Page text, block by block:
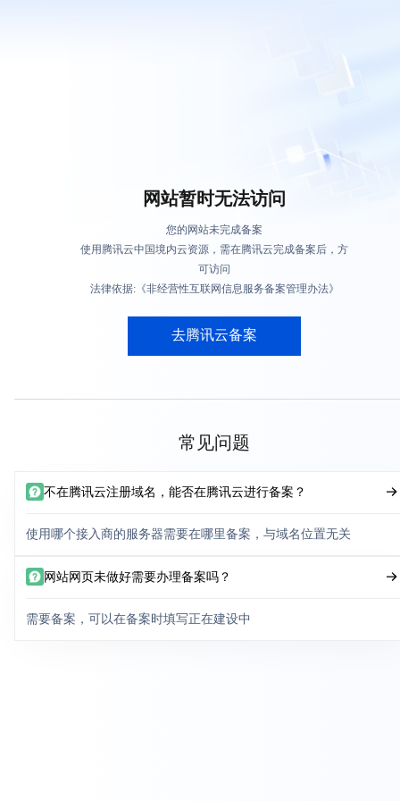
网站暂时无法访问
您的网站未完成备案
使用腾讯云中国境内云资源，需在腾讯云完成备案后，方
可访问
法律依据:《非经营性互联网信息服务备案管理办法》
去腾讯云备案
常见问题
不在腾讯云注册域名，能否在腾讯云进行备案？
使用哪个接入商的服务器需要在哪里备案，与域名位置无关
网站网页未做好需要办理备案吗？
需要备案，可以在备案时填写正在建设中